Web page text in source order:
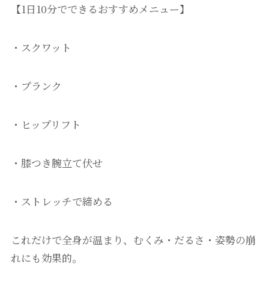
【1日10分でできるおすすめメニュー】
・スクワット
・プランク
・ヒップリフト
・膝つき腕立て伏せ
・ストレッチで締める
これだけで全身が温まり、むくみ・だるさ・姿勢の崩
れにも効果的。